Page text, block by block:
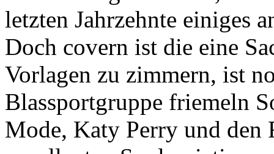
letzten Jahrzehnte einiges
Doch covern ist die eine
Vorlagen zu zimmern, ist
Blassportgruppe friemeln
Mode, Katy Perry und den